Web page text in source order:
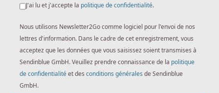
J'ai lu et j'accepte la politique de confidentialité.
Nous utilisons Newsletter2Go comme logiciel pour l'envoi de nos
lettres d'information. Dans le cadre de cet enregistrement, vous
acceptez que les données que vous saisissez soient transmises à
Sendinblue GmbH. Veuillez prendre connaissance de la politique
de confidentialitéet des conditions générales de Sendinblue
GmbH.